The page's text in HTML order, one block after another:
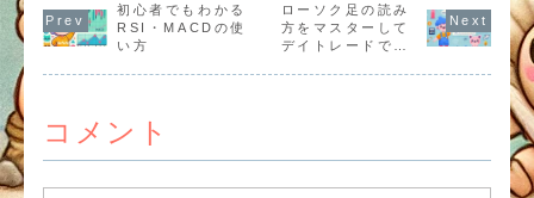
的なガイド。初心者でもわかる
RSI・MACDの使
い方
ローソク足の読み
方をマスターして
デイトレードで成
コメント